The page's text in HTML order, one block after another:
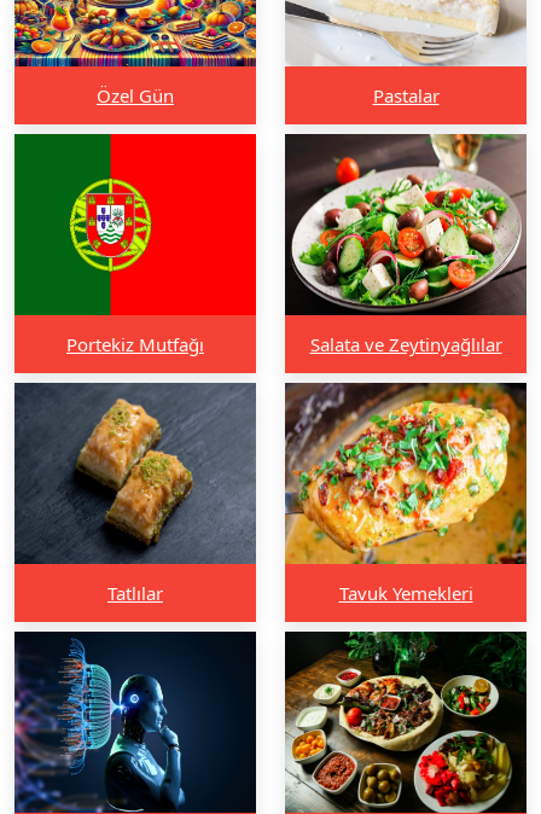
Özel Gün Pastalar
Portekiz Mutfağı Salata ve Zeytinyağlılar
Tatlılar Tavuk Yemekleri